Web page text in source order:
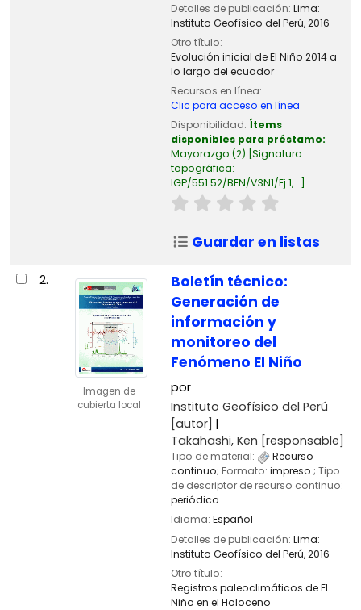
Detalles de publicación: Lima:
Instituto Geofísico del Perú,2016-
Otro título:
Evolución inicial de El Niño 2014 a
lo largo del ecuador
Recursos en línea:
Clic para acceso en línea
Disponibilidad: Ítems
disponibles para préstamo:
Mayorazgo (2) Signatura
topográfica:
IGP/551.52/BEN/V3N1/Ej.1, .. .
Guardar en listas
2.
Imagen de
cubierta local
Boletín técnico:
Generación de
información y
monitoreo del
Fenómeno El Niño
por
Instituto Geofísico del Perú
[autor]
Takahashi, Ken [responsable]
Tipo de material:
Recurso
continuo; Formato: impreso ; Tipo
de descriptor de recurso continuo:
periódico
Idioma: Español
Detalles de publicación: Lima:
Instituto Geofísico del Perú,2016-
Otro título:
Registros paleoclimáticos de El
Niño en el Holoceno